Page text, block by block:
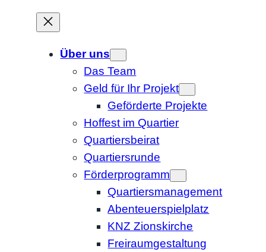
Über uns
Das Team
Geld für Ihr Projekt
Geförderte Projekte
Hoffest im Quartier
Quartiersbeirat
Quartiersrunde
Förderprogramm
Quartiersmanagement
Abenteuerspielplatz
KNZ Zionskirche
Freiraumgestaltung